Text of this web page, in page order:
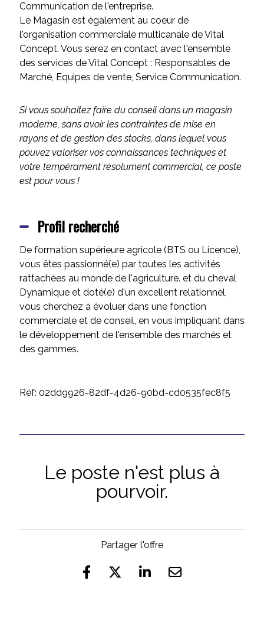
Communication de l'entreprise.
Le Magasin est également au coeur de
l'organisation commerciale multicanale de Vital
Concept. Vous serez en contact avec l'ensemble
des services de Vital Concept : Responsables de
Marché, Equipes de vente, Service Communication.
Si vous souhaitez faire du conseil dans un magasin
moderne, sans avoir les contraintes de mise en
rayons et de gestion des stocks, dans lequel vous
pouvez valoriser vos connaissances techniques et
votre tempérament résolument commercial, ce poste
est pour vous !
Profil recherché
De formation supérieure agricole (BTS ou Licence),
vous êtes passionné(e) par toutes les activités
rattachées au monde de l'agriculture. et du cheval
Dynamique et doté(e) d'un excellent relationnel,
vous cherchez à évoluer dans une fonction
commerciale et de conseil, en vous impliquant dans
le développement de l'ensemble des marchés et
des gammes.
Réf: 02dd9926-82df-4d26-90bd-cd0535fec8f5
Le poste n'est plus à
pourvoir.
Partager l'offre